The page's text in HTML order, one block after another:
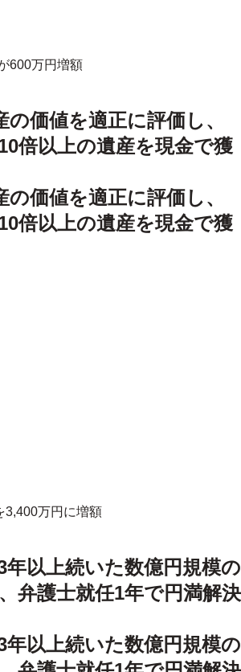
600万円増額
価値を適正に評価し、
倍以上の遺産を現金で獲
価値を適正に評価し、
倍以上の遺産を現金で獲
3,400万円に増額
年以上続いた数億円規模の
弁護士就任1年で円満解決
年以上続いた数億円規模の